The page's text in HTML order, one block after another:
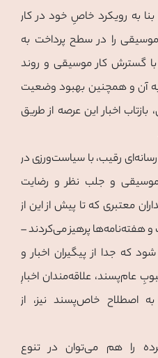
بنا به رویکرد خاصِ خود در کار
را در سطح پرداخت به
گسترش کار موسیقی و روند
آن و همچنین بهبود وضعیت
بازتاب اخبار این عرصه از طریق
رقیب، با سیاست‌ورزی در
و جلب نظر و رضایت
معتبری که تا پیش از این از
و هفته‌نامه‌ها پرهیز می‌کردند –
که جدا از پیگیران اخبار و
عام‌پسند، علاقه‌مندان اخبارِ
اصطلاح خاص‌پسند نیز، از
را هم می‌توان در تنوع